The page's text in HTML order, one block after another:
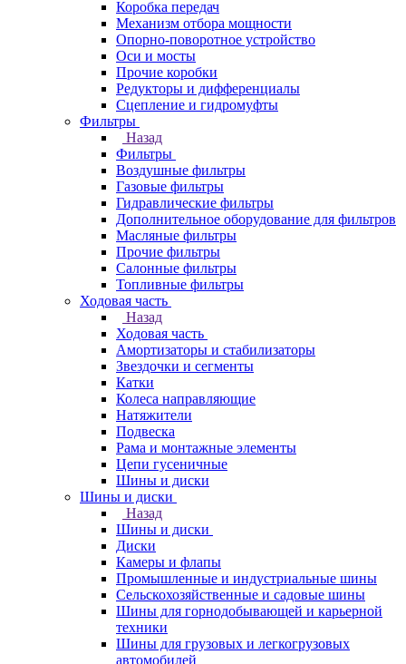
Коробка передач
Механизм отбора мощности
Опорно-поворотное устройство
Оси и мосты
Прочие коробки
Редукторы и дифференциалы
Сцепление и гидромуфты
Фильтры
Назад
Фильтры
Воздушные фильтры
Газовые фильтры
Гидравлические фильтры
Дополнительное оборудование для фильтров
Масляные фильтры
Прочие фильтры
Салонные фильтры
Топливные фильтры
Ходовая часть
Назад
Ходовая часть
Амортизаторы и стабилизаторы
Звездочки и сегменты
Катки
Колеса направляющие
Натяжители
Подвеска
Рама и монтажные элементы
Цепи гусеничные
Шины и диски
Шины и диски
Назад
Шины и диски
Диски
Камеры и флапы
Промышленные и индустриальные шины
Сельскохозяйственные и садовые шины
Шины для горнодобывающей и карьерной
техники
Шины для грузовых и легкогрузовых
автомобилей